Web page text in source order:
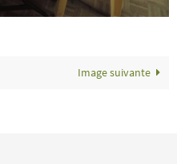
Image suivante